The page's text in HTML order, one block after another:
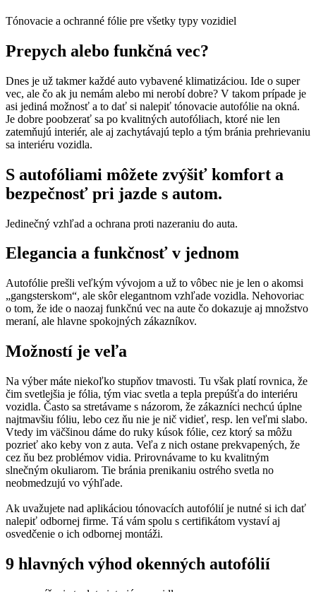
Tónovacie a ochranné fólie pre všetky typy vozidiel
Prepych alebo funkčná vec?
Dnes je už takmer každé auto vybavené klimatizáciou. Ide o super
vec, ale čo ak ju nemám alebo mi nerobí dobre? V takom prípade je
asi jediná možnosť a to dať si nalepiť tónovacie autofólie na okná.
Je dobre poobzerať sa po kvalitných autofóliach, ktoré nie len
zatemňujú interiér, ale aj zachytávajú teplo a tým bránia prehrievaniu
sa interiéru vozidla.
S autofóliami môžete zvýšiť komfort a
bezpečnosť pri jazde s autom.
Jedinečný vzhľad a ochrana proti nazeraniu do auta.
Elegancia a funkčnosť v jednom
Autofólie prešli veľkým vývojom a už to vôbec nie je len o akomsi
„gangsterskom“, ale skôr elegantnom vzhľade vozidla. Nehovoriac
o tom, že ide o naozaj funkčnú vec na aute čo dokazuje aj množstvo
meraní, ale hlavne spokojných zákazníkov.
Možností je veľa
Na výber máte niekoľko stupňov tmavosti. Tu však platí rovnica, že
čim svetlejšia je fólia, tým viac svetla a tepla prepúšťa do interiéru
vozidla. Často sa stretávame s názorom, že zákazníci nechcú úplne
najtmavšiu fóliu, lebo cez ňu nie je nič vidieť, resp. len veľmi slabo.
Vtedy im väčšinou dáme do ruky kúsok fólie, cez ktorý sa môžu
pozrieť ako keby von z auta. Veľa z nich ostane prekvapených, že
cez ňu bez problémov vidia. Prirovnávame to ku kvalitným
slnečným okuliarom. Tie bránia prenikaniu ostrého svetla no
neobmedzujú vo výhľade.
Ak uvažujete nad aplikáciou tónovacích autofólií je nutné si ich dať
nalepiť odbornej firme. Tá vám spolu s certifikátom vystaví aj
osvedčenie o ich odbornej montáži.
9 hlavných výhod okenných autofólií